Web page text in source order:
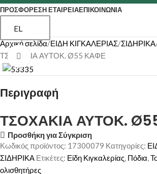
ΠΡΟΣΦΟΡΕΣΗ ΕΤΑΙΡΕΊΑΕΠΙΚΟΙΝΩΝΊΑ
EL
Αρχική σελίδα ΕΙΔΗ ΚΙΓΚΑΛΕΡΙΑΣ ΣΙΔΗΡΙΚΑ
ΤΣΟΧΑΚΙΑ ΑΥΤΟΚ. Ø55 ΚΑΦΕ
Κάντε κλικ για μεγέθυνση
Περιγραφή
ΤΣΟΧΑΚΙΑ ΑΥΤΟΚ.
Προσθήκη για Σύγκριση
Κωδικός προϊόντος: 17300079 Κατηγορίες:
ΣΙΔΗΡΙΚΑ Ετικέτες: Είδη Κιγκαλερίας, Πόδια,
ολισθητήρες